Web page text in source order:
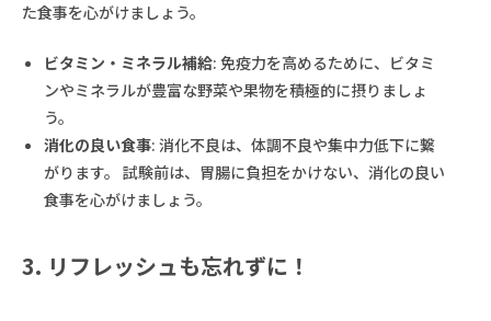
た食事を心がけましょう。
ビタミン・ミネラル補給: 免疫力を高めるために、ビタミ
ンやミネラルが豊富な野菜や果物を積極的に摂りましょ
う。
消化の良い食事: 消化不良は、体調不良や集中力低下に繋
がります。 試験前は、胃腸に負担をかけない、消化の良い
食事を心がけましょう。
3. リフレッシュも忘れずに！